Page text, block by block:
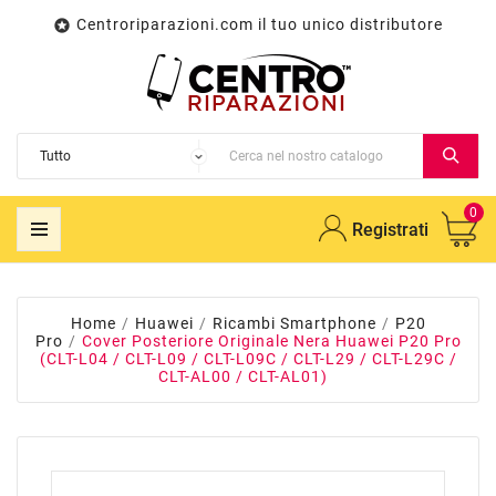
 Centroriparazioni.com il tuo unico distributore
Registrati
0
Home Huawei Ricambi Smartphone
P20
Pro
Cover Posteriore Originale Nera Huawei P20 Pro
(CLT-L04 / CLT-L09 / CLT-L09C / CLT-L29 / CLT-L29C /
CLT-AL00 / CLT-AL01)